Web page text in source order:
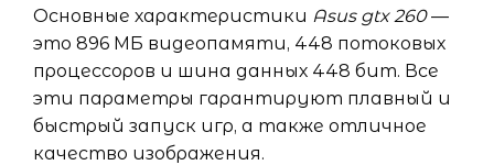
Основные характеристики Asus gtx 260—
это 896 МБ видеопамяти, 448 потоковых
процессоров и шина данных 448 бит. Все
эти параметры гарантируют плавный и
быстрый запуск игр, а также отличное
качество изображения.